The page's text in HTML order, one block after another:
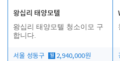
왕십리 태양모텔
왕십리 태양모텔 청소이모 구
합니다.
서울 성동구 월 2,940,000원